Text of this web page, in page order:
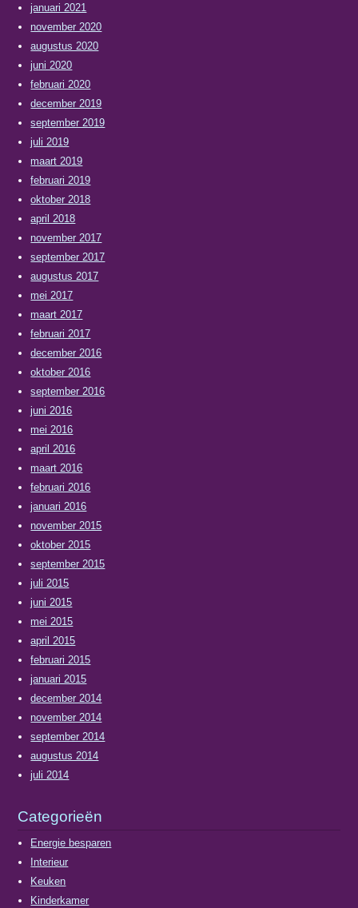
januari 2021
november 2020
augustus 2020
juni 2020
februari 2020
december 2019
september 2019
juli 2019
maart 2019
februari 2019
oktober 2018
april 2018
november 2017
september 2017
augustus 2017
mei 2017
maart 2017
februari 2017
december 2016
oktober 2016
september 2016
juni 2016
mei 2016
april 2016
maart 2016
februari 2016
januari 2016
november 2015
oktober 2015
september 2015
juli 2015
juni 2015
mei 2015
april 2015
februari 2015
januari 2015
december 2014
november 2014
september 2014
augustus 2014
juli 2014
Categorieën
Energie besparen
Interieur
Keuken
Kinderkamer